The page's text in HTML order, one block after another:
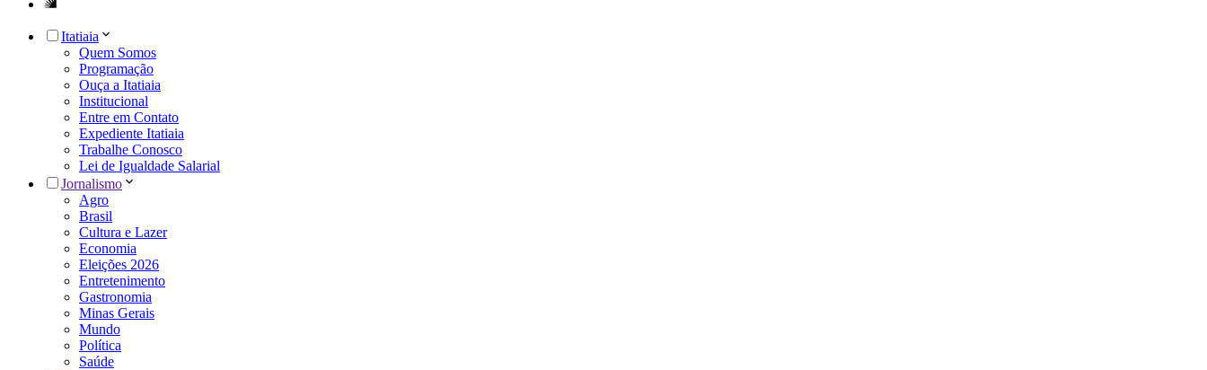
Itatiaia
Quem Somos
Programação
Ouça a Itatiaia
Institucional
Entre em Contato
Expediente Itatiaia
Trabalhe Conosco
Lei de Igualdade Salarial
Jornalismo
Agro
Brasil
Cultura e Lazer
Economia
Eleições 2026
Entretenimento
Gastronomia
Minas Gerais
Mundo
Política
Saúde